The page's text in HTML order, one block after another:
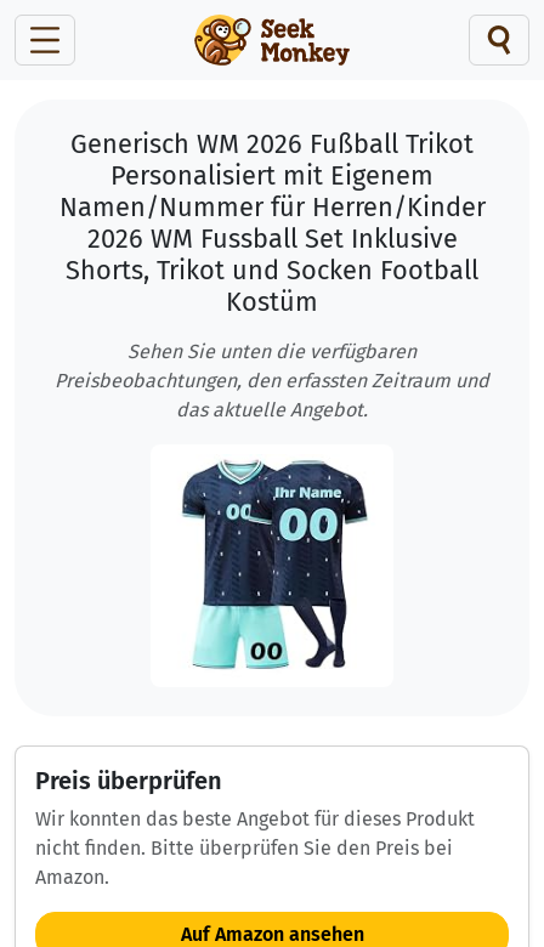
Generisch WM 2026 Fußball Trikot
Personalisiert mit Eigenem
Namen/Nummer für Herren/Kinder
2026 WM Fussball Set Inklusive
Shorts, Trikot und Socken Football
Kostüm
Sehen Sie unten die verfügbaren
Preisbeobachtungen, den erfassten Zeitraum und
das aktuelle Angebot.
Preis überprüfen
Wir konnten das beste Angebot für dieses Produkt
nicht finden. Bitte überprüfen Sie den Preis bei
Amazon.
Auf Amazon ansehen